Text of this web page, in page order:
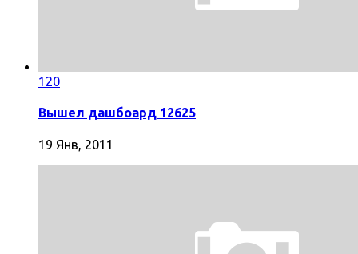
120
Вышел дашбоард 12625
19 Янв, 2011